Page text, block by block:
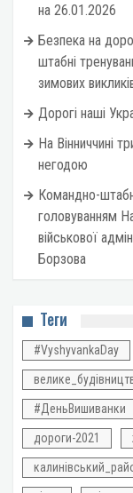
на 26.01.2026
Безпека на
штабні
зимових
Дорогі наші
На Вінниччині
негодою
Командно-
головуванням
військової
Борзова
Теги
#VyshyvankaDay
#ДеньВишиванки
дороги-2021